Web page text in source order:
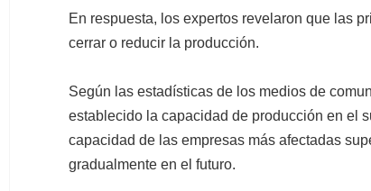
En respuesta, los expertos revelaron que las
cerrar o reducir la producción.
Según las estadísticas de los medios de
establecido la capacidad de producción en el
capacidad de las empresas más afectadas
gradualmente en el futuro.